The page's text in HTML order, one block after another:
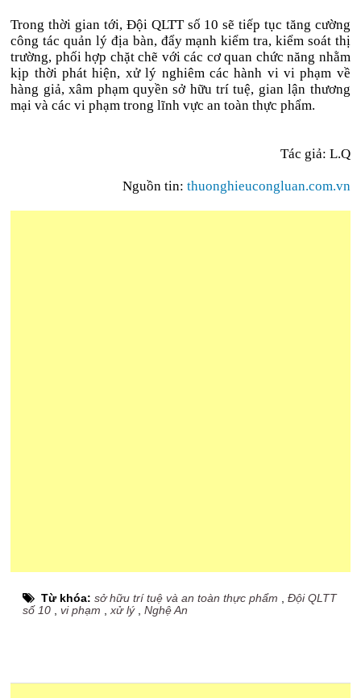
Trong thời gian tới, Đội QLTT số 10 sẽ tiếp tục tăng cường
công tác quản lý địa bàn, đẩy mạnh kiểm tra, kiểm soát thị
trường, phối hợp chặt chẽ với các cơ quan chức năng nhằm
kịp thời phát hiện, xử lý nghiêm các hành vi vi phạm về
hàng giả, xâm phạm quyền sở hữu trí tuệ, gian lận thương
mại và các vi phạm trong lĩnh vực an toàn thực phẩm.
Tác giả: L.Q
Nguồn tin: thuonghieucongluan.com.vn
Từ khóa:sở hữu trí tuệ và an toàn thực phẩm ,Đội QLTT
số 10 ,vi phạm ,xử lý,Nghệ An